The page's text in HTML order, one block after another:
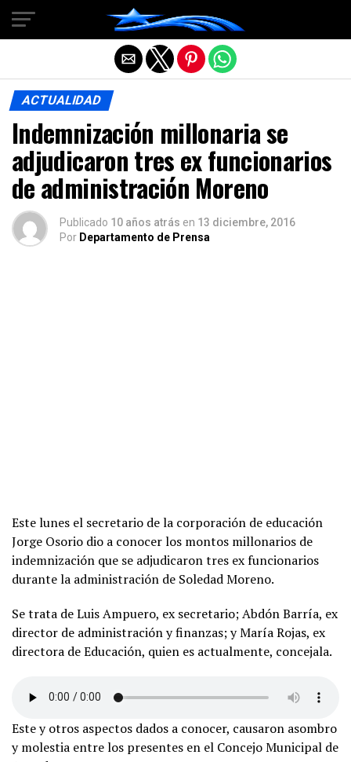
ACTUALIDAD
Indemnización millonaria se
adjudicaron tres ex funcionarios
de administración Moreno
Publicado 10 años atrás en 13 diciembre, 2016
Por Departamento de Prensa
Este lunes el secretario de la corporación de educación
Jorge Osorio dio a conocer los montos millonarios de
indemnización que se adjudicaron tres ex funcionarios
durante la administración de Soledad Moreno.
Se trata de Luis Ampuero, ex secretario; Abdón Barría, ex
director de administración y finanzas; y María Rojas, ex
directora de Educación, quien es actualmente, concejala.
Este y otros aspectos dados a conocer, causaron asombro
y molestia entre los presentes en el Concejo Municipal de
Salir de la versión móvil